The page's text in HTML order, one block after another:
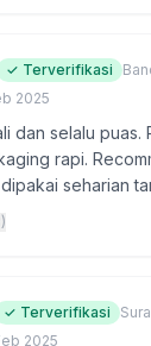
✓ Terverifikasi
2025
dan selalu puas.
rapi.
seharian
✓ Terverifikasi
2025